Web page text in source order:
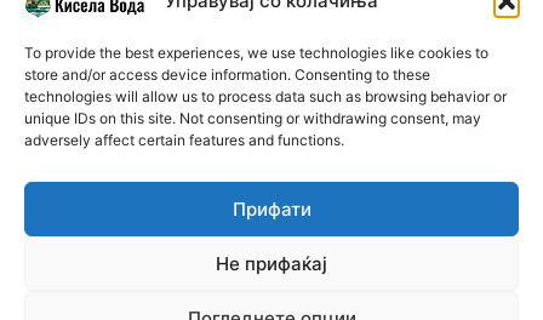
To provide the best experiences, we use technologies like cookies to
store and/or access device information. Consenting to these
technologies will allow us to process data such as browsing behavior or
unique IDs on this site. Not consenting or withdrawing consent, may
adversely affect certain features and functions.
Прифати
Не прифаќај